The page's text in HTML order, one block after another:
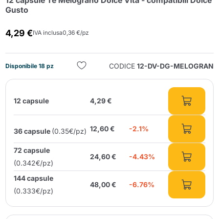
Gusto
4,29 €IVA inclusa0,36 €/pz
Disponibile 18 pz CODICE 12-DV-DG-MELOGRAN
12 capsule 4,29 €
36 capsule (0.35€/pz) 12,60 € -2.1%
72 capsule
(0.342€/pz)
24,60 € -4.43%
144 capsule
(0.333€/pz)
48,00 € -6.76%